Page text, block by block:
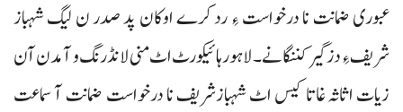
عبوری ضمانت نا درخواست ءِ رد کرے اوکان پد صدر ن لیگ شہباز
شریف ءِ دزگیر کننگانے۔ لاہورہائیکورٹ اٹ منی لانڈرنگ و آمدن آن
زیات اثاثہ غاتا کیس اٹ شہبازشریف نا درخواست ضمانت آ سماعت